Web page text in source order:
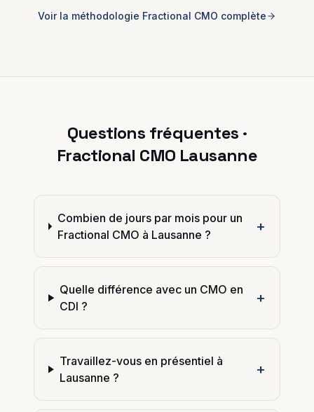
Voir la méthodologie Fractional CMO complète
Questions fréquentes ·
Fractional CMO Lausanne
Combien de jours par mois pour un
Fractional CMO à Lausanne ?
+
Quelle différence avec un CMO en
CDI ?
+
Travaillez-vous en présentiel à
Lausanne ?
+